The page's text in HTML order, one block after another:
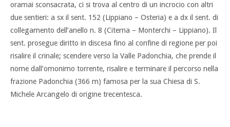
oramai sconsacrata, ci si trova al centro di un incrocio con altri
due sentieri: a sx il sent. 152 (Lippiano – Osteria) e a dx il sent. di
collegamento dell’anello n. 8 (Citerna – Monterchi – Lippiano). Il
sent. prosegue diritto in discesa fino al confine di regione per poi
risalire il crinale; scendere verso la Valle Padonchia, che prende il
nome dall’omonimo torrente, risalire e terminare il percorso nella
frazione Padonchia (366 m) famosa per la sua Chiesa di S.
Michele Arcangelo di origine trecentesca.